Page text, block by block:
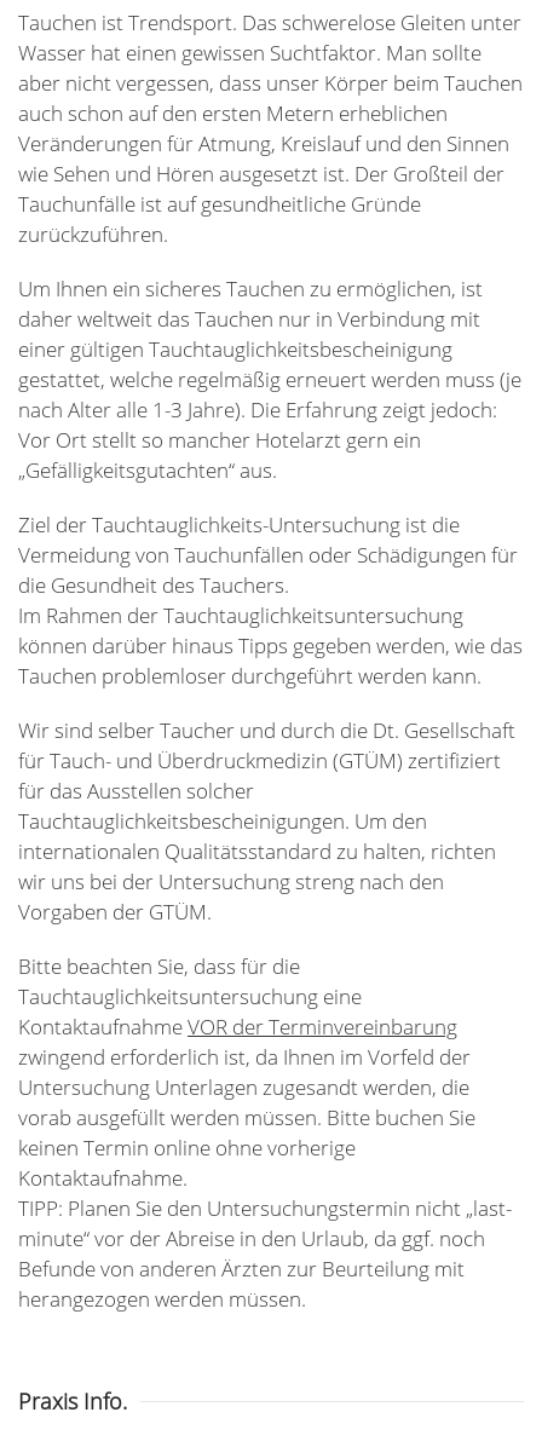
Tauchen ist Trendsport. Das schwerelose Gleiten unter
Wasser hat einen gewissen Suchtfaktor. Man sollte
aber nicht vergessen, dass unser Körper beim Tauchen
auch schon auf den ersten Metern erheblichen
Veränderungen für Atmung, Kreislauf und den Sinnen
wie Sehen und Hören ausgesetzt ist. Der Großteil der
Tauchunfälle ist auf gesundheitliche Gründe
zurückzuführen.
Um Ihnen ein sicheres Tauchen zu ermöglichen, ist
daher weltweit das Tauchen nur in Verbindung mit
einer gültigen Tauchtauglichkeitsbescheinigung
gestattet, welche regelmäßig erneuert werden muss (je
nach Alter alle 1-3 Jahre). Die Erfahrung zeigt jedoch:
Vor Ort stellt so mancher Hotelarzt gern ein
„Gefälligkeitsgutachten“ aus.
Ziel der Tauchtauglichkeits-Untersuchung ist die
Vermeidung von Tauchunfällen oder Schädigungen für
die Gesundheit des Tauchers.
Im Rahmen der Tauchtauglichkeitsuntersuchung
können darüber hinaus Tipps gegeben werden, wie das
Tauchen problemloser durchgeführt werden kann.
Wir sind selber Taucher und durch die Dt. Gesellschaft
für Tauch- und Überdruckmedizin (GTÜM) zertifiziert
für das Ausstellen solcher
Tauchtauglichkeitsbescheinigungen. Um den
internationalen Qualitätsstandard zu halten, richten
wir uns bei der Untersuchung streng nach den
Vorgaben der GTÜM.
Bitte beachten Sie, dass für die
Tauchtauglichkeitsuntersuchung eine
KontaktaufnahmeVOR der Terminvereinbarung
zwingend erforderlich ist, da Ihnen im Vorfeld der
Untersuchung Unterlagen zugesandt werden, die
vorab ausgefüllt werden müssen. Bitte buchen Sie
keinen Termin online ohne vorherige
Kontaktaufnahme.
TIPP: Planen Sie den Untersuchungstermin nicht „last-
minute“ vor der Abreise in den Urlaub, da ggf. noch
Befunde von anderen Ärzten zur Beurteilung mit
herangezogen werden müssen.
Praxis Info.